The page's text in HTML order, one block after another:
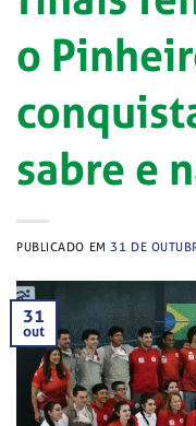
o
sabre e
PUBLICADO EM31 DE
31
out